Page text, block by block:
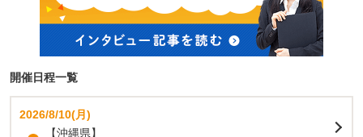
開催日程一覧
2026/8/10(月)
【沖縄県】